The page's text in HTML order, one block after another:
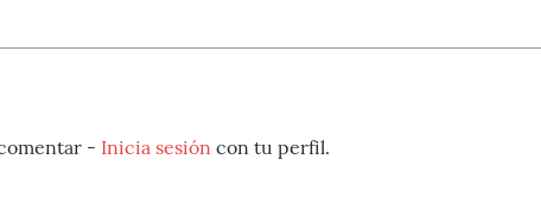
- Inicia sesión con tu perfil.